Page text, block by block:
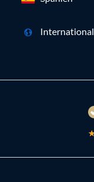
International